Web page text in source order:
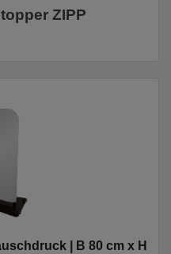
ZIPP
| B 80 cm x H